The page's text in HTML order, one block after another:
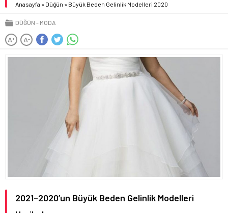
Anasayfa » Düğün » Büyük Beden Gelinlik Modelleri 2020
DÜĞÜN MODA
A+ A-
2021–2020’un Büyük Beden Gelinlik Modelleri